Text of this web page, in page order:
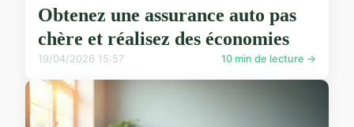
Obtenez une assurance auto pas
chère et réalisez des économies
19/04/2026 15:57 10 min de lecture →